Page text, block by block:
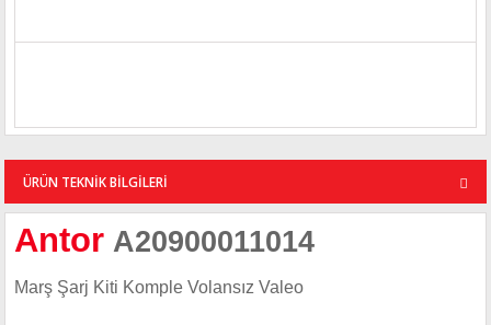
ÜRÜN TEKNİK BİLGİLERİ
Antor A20900011014
Marş Şarj Kiti Komple Volansız Valeo